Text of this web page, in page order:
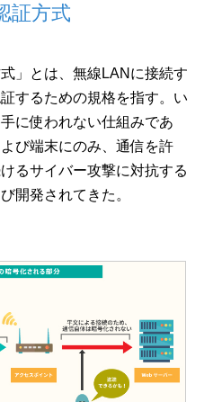
証方式
」とは、無線LANに接続す
するための規格を指す。い
に使われない仕組みであ
び端末にのみ、通信を許
るサイバー攻撃に対抗する
開発されてきた。